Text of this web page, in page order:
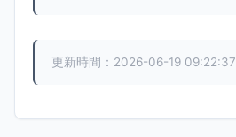
更新時間：2026-06-19 09:22:37